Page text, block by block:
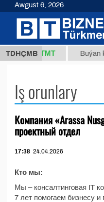
TDHÇMB
37,8 ТМТ Buýan
Iş orunlary
Компания «Arassa
проектный отдел
17:38 24.04.2026
Кто мы:
Мы – консалтинговая IT
7 лет помогаем бизнесу и
Awgust 6, 2026